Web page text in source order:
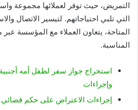
التمريض، حيث توفر لعملائها مجموعة
التي تلبي احتياجاتهم. لتيسير الاتصال
المتاحة، يتعاون العملاء مع المؤسسة
المناسبة.
استخراج جواز سفر لطفل أمه
وإجراءات
إجراءات الاعتراض على حكم قضائي